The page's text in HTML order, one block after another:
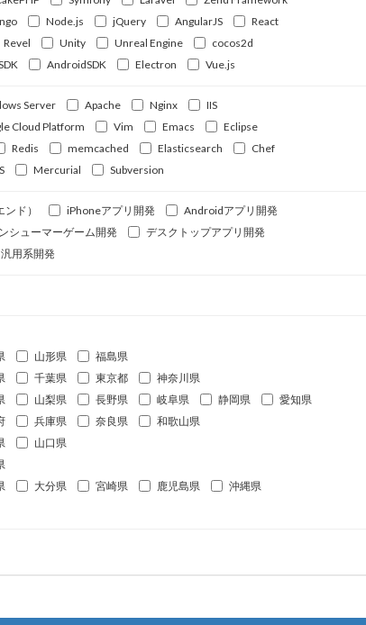
Node.js jQuery AngularJS
React
Revel Unity Unreal Engine
cocos2d
AndroidSDK Electron Vue.js
Server Apache Nginx
IIS
Cloud Platform Vim Emacs
Eclipse
Redis memcached Elasticsearch
Chef
Mercurial Subversion
ド） iPhoneアプリ開発
Androidアプリ開発
シューマーゲーム開発
デスクトップアプリ開発
汎用系開発
山形県
福島県
千葉県 東京都
神奈川県
山梨県 長野県 岐阜県 静岡県
愛知県
兵庫県 奈良県
和歌山県
山口県
大分県 宮崎県 鹿児島県
沖縄県